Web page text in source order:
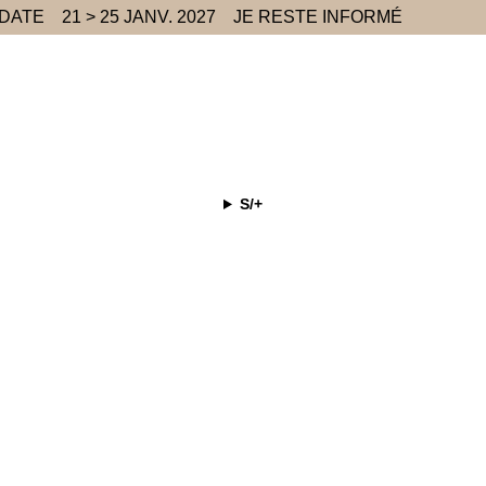
21 > 25 JANV. 2027 JE RESTE INFORMÉ
S/+